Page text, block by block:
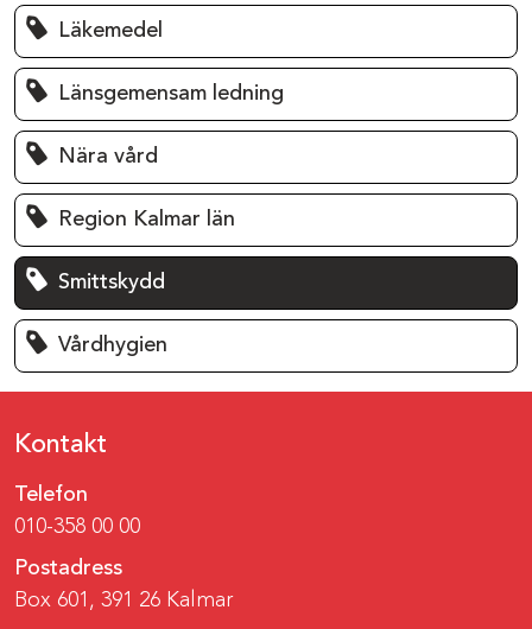
Läkemedel
Länsgemensam ledning
Nära vård
Region Kalmar län
Smittskydd
Vårdhygien
Kontakt
Telefon
010-358 00 00
Postadress
Box 601, 391 26 Kalmar